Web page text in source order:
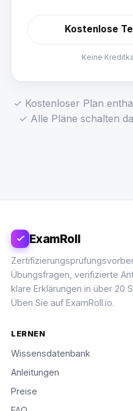
Kostenlose
Keine
✓ Kostenloser Plan
✓ Alle Pläne schalten
ExamRoll
Übungsfragen, verifizierte
klare Erklärungen in über 20
Üben Sie auf ExamRoll.io.
LERNEN
Wissensdatenbank
Anleitungen
Preise